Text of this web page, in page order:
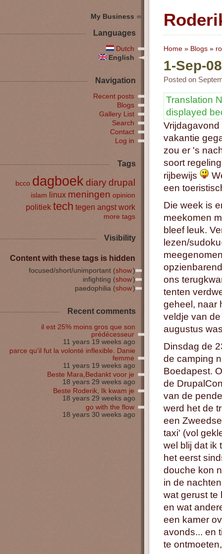
Home » Blogs »
1-Sep-
Posted on
Translation
displayed
vakantie
zou er 's
soort
rijbewijs
een
Die week is
meekomen
bleef leuk.
lezen/
ons
tenten
geheel, naar
veldje van
augustus
Dinsdag de
de camping
Boedapest.
de
van de
werd het de
een
taxi' (vol
wel blij dat ik
het eerst
douche kon
in de
wat gerust te
en wat
een kamer
avonds... en
te
My Business
Languages
Dutch
English
Navigation
Recent posts
Blogs
Gallery List
Search
Contact
Log in
Tags
bcco dagboek diarydrupal
islam linux meningen opinion
politiek tech tegen angst work
more tags
Visibility
Content with these tags is hidden
focused/short/unimportant (show)
infighting (show)
paedophilia (show)
Recent comments
il est 25% moins gros que son
prédécesseur
11 years 19 weeks ago
parce qu'il fut la volonté inflexible. Danie
femme
11 years 19 weeks ago
Beste Mara,Bedankt voor je
18 years 29 weeks ago
Beste Roderik, Ik kwam je
18 years 29 weeks ago
go with the flow
18 years 30 weeks ago